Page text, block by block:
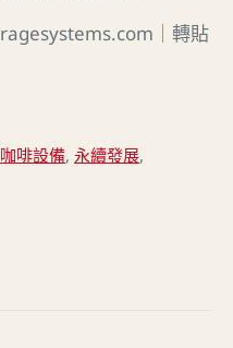
｜轉貼
啡設備, 永續發展,